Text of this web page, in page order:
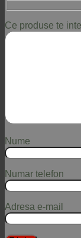
Ce produse te
Nume
Numar telefon
Adresa e-mail